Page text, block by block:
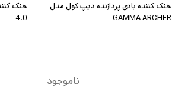
خنک کننده بادی پردازنده دیپ کول مدل
GAMMA ARCHER
ناموجود
4.0